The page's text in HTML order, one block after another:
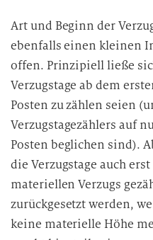
Art und Beginn der
ebenfalls einen kleinen
offen. Prinzipiell ließe
Verzugstage ab dem
Posten zu zählen seien
Verzugstagezählers auf
Posten beglichen sind).
die Verzugstage auch
materiellen Verzugs
zurückgesetzt werden,
keine materielle Höhe